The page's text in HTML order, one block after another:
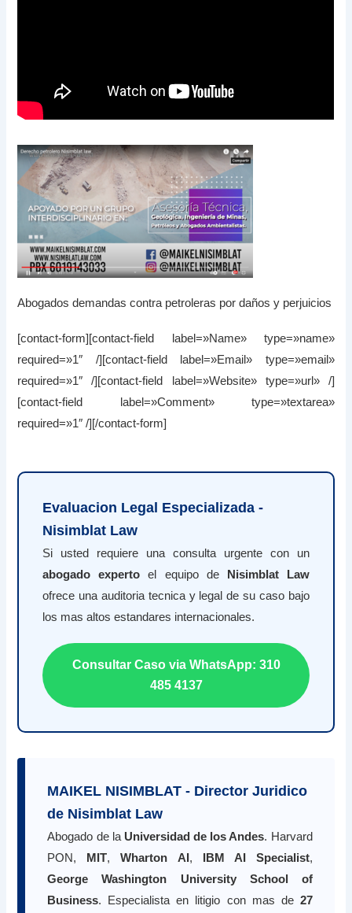
Abogados demandas contra petroleras por daños y perjuicios
[contact-form][contact-field label=»Name» type=»name»
required=»1″ /][contact-field label=»Email» type=»email»
required=»1″ /][contact-field label=»Website» type=»url» /]
[contact-field label=»Comment» type=»textarea»
required=»1″ /][/contact-form]
Evaluacion Legal Especializada -
Nisimblat Law
Si usted requiere una consulta urgente con un
abogado experto el equipo de Nisimblat Law
ofrece una auditoria tecnica y legal de su caso bajo
los mas altos estandares internacionales.
Consultar Caso via WhatsApp: 310
485 4137
MAIKEL NISIMBLAT - Director Juridico
de Nisimblat Law
Abogado de la Universidad de los Andes. Harvard
PON, MIT,Wharton AI, IBM AI Specialist,
George Washington University School of
Business. Especialista en litigio con mas de 27